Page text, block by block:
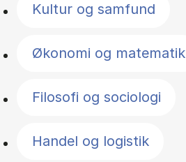
Kultur og samfund
Økonomi og matematik
Filosofi og sociologi
Handel og logistik